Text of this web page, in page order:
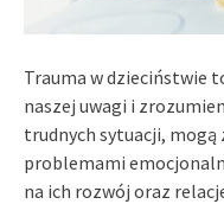
Trauma w dzieciństwie
naszej uwagi i
trudnych sytuacji,
problemami
na ich rozwój oraz